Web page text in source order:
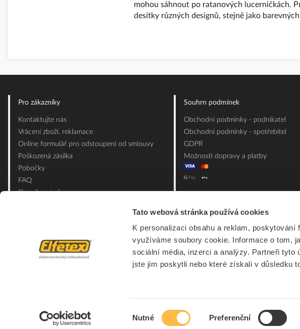
Tato webová stránka používá cookies
K personalizaci obsahu a reklam,
využíváme soubory cookie. Informace o tom,
sociální média, inzerci a analýzy. Partneři
jste jim poskytli nebo které získali v důsledku
Nutné Preferenční
mohou sáhnout po ratanových lucerničkách.
desítky různých designů, stejně jako
Pro zákazníky
Kontaktujte nás
Vrácení zboží, reklamace
Online formulář pro odstoupení od smlouvy
Poškozená zásilka
Pobočky
FAQ
Slovník pojmů
Souhrn podmínek
Obchodní podmínky - podnikatel
Obchodní podmínky - spotřebitel
GDPR
Možnosti dopravy a platby